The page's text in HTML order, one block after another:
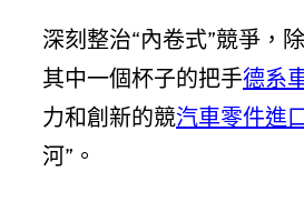
深刻整治“內卷式”競爭，
其中一個杯子的把手德系
力和創新的競汽車零件進
河”。